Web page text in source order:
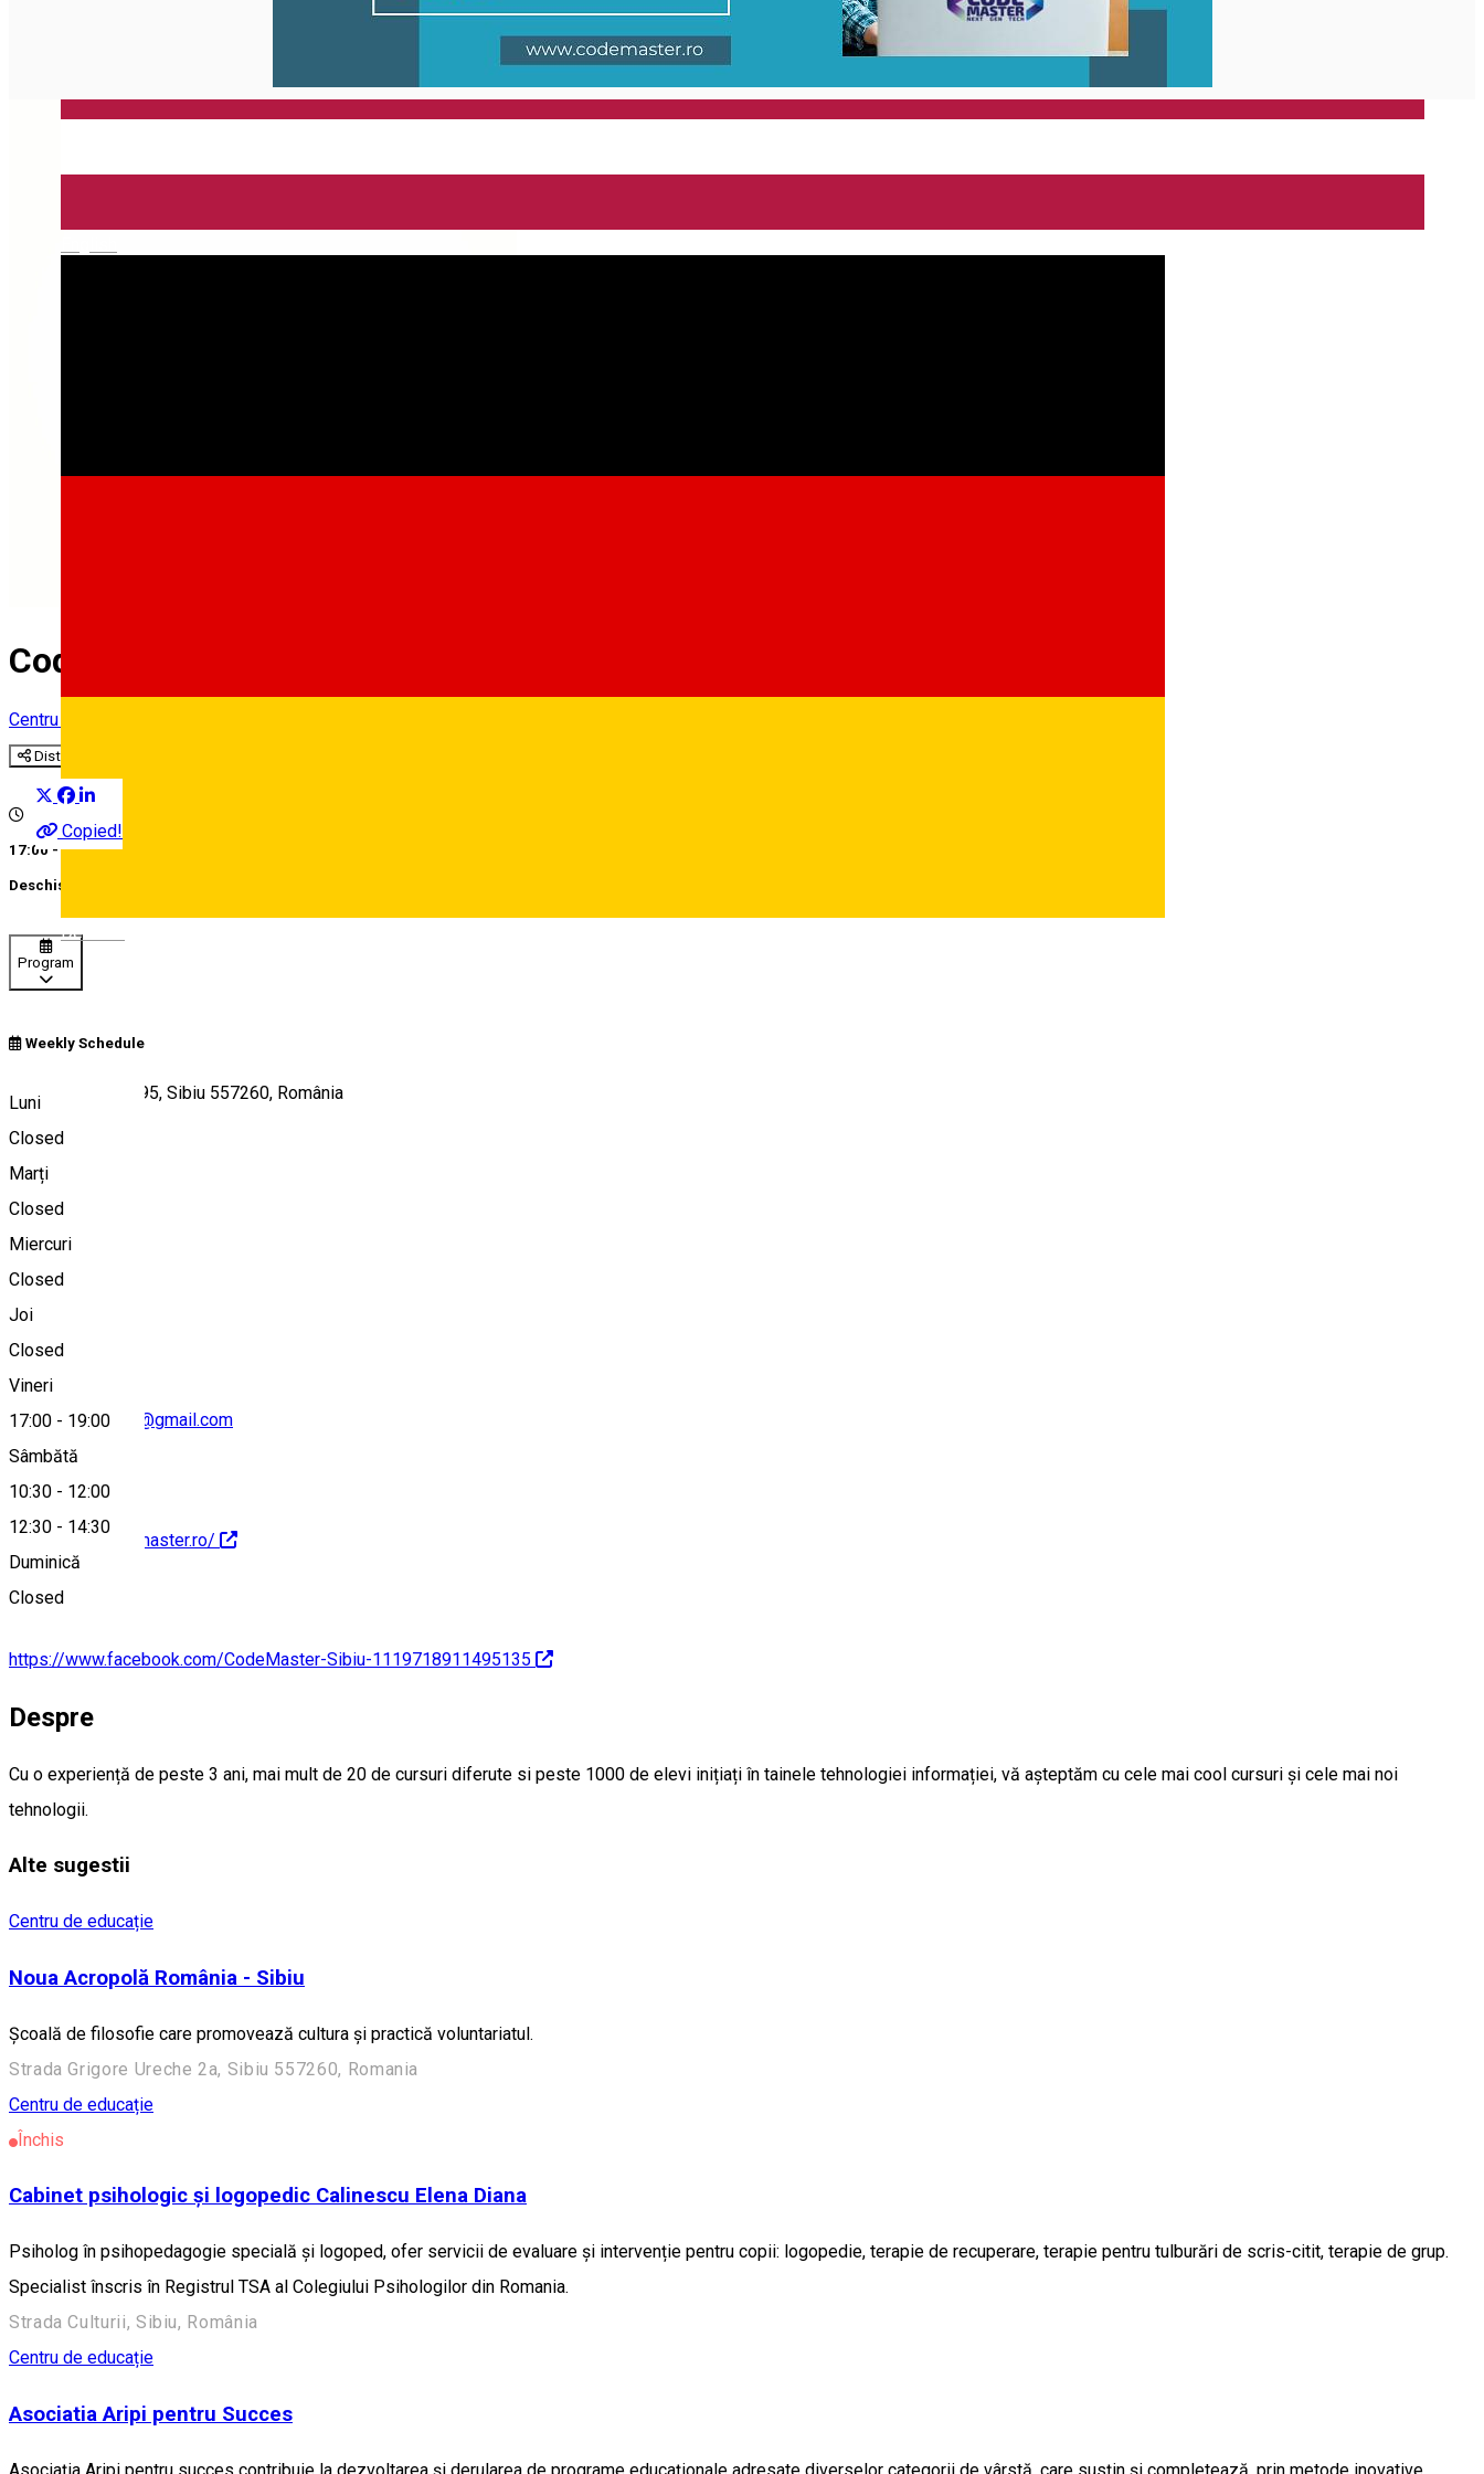
Deutsch
CodeMaster
Centru de educație
Distribuie
Copied!
17:00 - 19:00
Deschis
Program
Weekly Schedule
Luni
Closed
Marți
Closed
Miercuri
Closed
Joi
Closed
Vineri
17:00 - 19:00
Sâmbătă
10:30 - 12:00
12:30 - 14:30
Duminică
Closed
Calea Dumbrăvii 95, Sibiu 557260, România
Hartă
codemastersibiu@gmail.com
http://www.codemaster.ro/
https://www.facebook.com/CodeMaster-Sibiu-1119718911495135
Despre
Cu o experiență de peste 3 ani, mai mult de 20 de cursuri diferute si peste 1000 de elevi inițiați în tainele tehnologiei informației, vă așteptăm cu cele mai cool cursuri și cele mai noi
tehnologii.
Alte sugestii
Centru de educație
Noua Acropolă România - Sibiu
Școală de filosofie care promovează cultura și practică voluntariatul.
Strada Grigore Ureche 2a, Sibiu 557260, Romania
Centru de educație
Închis
Cabinet psihologic și logopedic Calinescu Elena Diana
Psiholog în psihopedagogie specială și logoped, ofer servicii de evaluare și intervenție pentru copii: logopedie, terapie de recuperare, terapie pentru tulburări de scris-citit, terapie de grup.
Specialist înscris în Registrul TSA al Colegiului Psihologilor din Romania.
Strada Culturii, Sibiu, România
Centru de educație
Asociatia Aripi pentru Succes
Asociația Aripi pentru succes contribuie la dezvoltarea și derularea de programe educaționale adresate diverselor categorii de vârstă, care susțin și completează, prin metode inovative,